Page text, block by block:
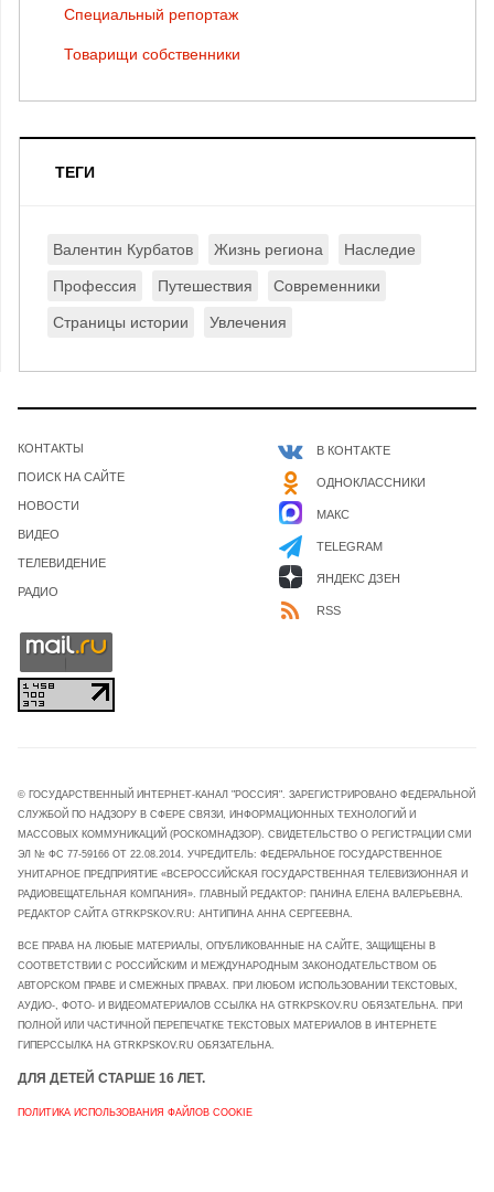
Специальный репортаж
Товарищи собственники
ТЕГИ
Валентин Курбатов Жизнь региона Наследие
Профессия Путешествия Современники
Страницы истории Увлечения
КОНТАКТЫ
ПОИСК НА САЙТЕ
НОВОСТИ
ВИДЕО
ТЕЛЕВИДЕНИЕ
РАДИО
В КОНТАКТЕ
ОДНОКЛАССНИКИ
МАКС
TELEGRAM
ЯНДЕКС ДЗЕН
RSS
© ГОСУДАРСТВЕННЫЙ ИНТЕРНЕТ-КАНАЛ "РОССИЯ". ЗАРЕГИСТРИРОВАНО ФЕДЕРАЛЬНОЙ
СЛУЖБОЙ ПО НАДЗОРУ В СФЕРЕ СВЯЗИ, ИНФОРМАЦИОННЫХ ТЕХНОЛОГИЙ И
МАССОВЫХ КОММУНИКАЦИЙ (РОСКОМНАДЗОР). СВИДЕТЕЛЬСТВО О РЕГИСТРАЦИИ СМИ
ЭЛ № ФС 77-59166 ОТ 22.08.2014. УЧРЕДИТЕЛЬ: ФЕДЕРАЛЬНОЕ ГОСУДАРСТВЕННОЕ
УНИТАРНОЕ ПРЕДПРИЯТИЕ «ВСЕРОССИЙСКАЯ ГОСУДАРСТВЕННАЯ ТЕЛЕВИЗИОННАЯ И
РАДИОВЕЩАТЕЛЬНАЯ КОМПАНИЯ». ГЛАВНЫЙ РЕДАКТОР: ПАНИНА ЕЛЕНА ВАЛЕРЬЕВНА.
РЕДАКТОР САЙТА GTRKPSKOV.RU: АНТИПИНА АННА СЕРГЕЕВНА.
ВСЕ ПРАВА НА ЛЮБЫЕ МАТЕРИАЛЫ, ОПУБЛИКОВАННЫЕ НА САЙТЕ, ЗАЩИЩЕНЫ В
СООТВЕТСТВИИ С РОССИЙСКИМ И МЕЖДУНАРОДНЫМ ЗАКОНОДАТЕЛЬСТВОМ ОБ
АВТОРСКОМ ПРАВЕ И СМЕЖНЫХ ПРАВАХ. ПРИ ЛЮБОМ ИСПОЛЬЗОВАНИИ ТЕКСТОВЫХ,
АУДИО-, ФОТО- И ВИДЕОМАТЕРИАЛОВ ССЫЛКА НА GTRKPSKOV.RU ОБЯЗАТЕЛЬНА. ПРИ
ПОЛНОЙ ИЛИ ЧАСТИЧНОЙ ПЕРЕПЕЧАТКЕ ТЕКСТОВЫХ МАТЕРИАЛОВ В ИНТЕРНЕТЕ
ГИПЕРССЫЛКА НА GTRKPSKOV.RU ОБЯЗАТЕЛЬНА.
ДЛЯ ДЕТЕЙ СТАРШЕ 16 ЛЕТ.
ПОЛИТИКА ИСПОЛЬЗОВАНИЯ ФАЙЛОВ COOKIE